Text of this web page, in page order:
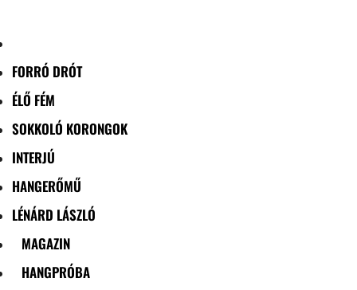
FORRÓ DRÓT
ÉLŐ FÉM
SOKKOLÓ KORONGOK
INTERJÚ
HANGERŐMŰ
LÉNÁRD LÁSZLÓ
MAGAZIN
HANGPRÓBA